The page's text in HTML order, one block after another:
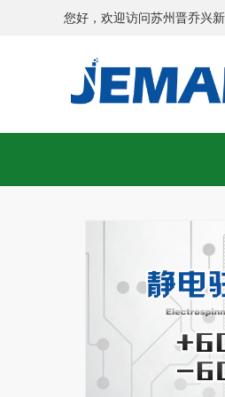
您好，欢迎访问苏州晋乔兴